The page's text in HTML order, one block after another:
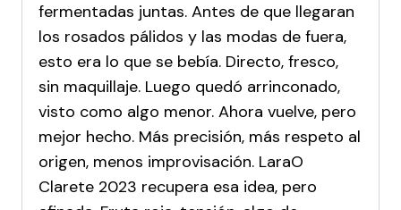
fermentadas juntas. Antes de que llegaran
los rosados pálidos y las modas de fuera,
esto era lo que se bebía. Directo, fresco,
sin maquillaje. Luego quedó arrinconado,
visto como algo menor. Ahora vuelve, pero
mejor hecho. Más precisión, más respeto al
origen, menos improvisación. LaraO
Clarete 2023 recupera esa idea, pero